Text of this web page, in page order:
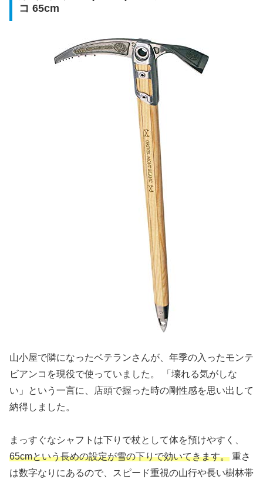
コ 65cm
山小屋で隣になったベテランさんが、年季の入ったモンテ
ビアンコを現役で使っていました。 「壊れる気がしな
い」という一言に、店頭で握った時の剛性感を思い出して
納得しました。
まっすぐなシャフトは下りで杖として体を預けやすく、
65cmという長めの設定が雪の下りで効いてきます。 重さ
は数字なりにあるので、スピード重視の山行や長い樹林帯